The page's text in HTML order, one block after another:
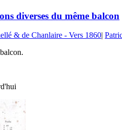
diverses du même balcon
& de Chanlaire - Vers 1860|